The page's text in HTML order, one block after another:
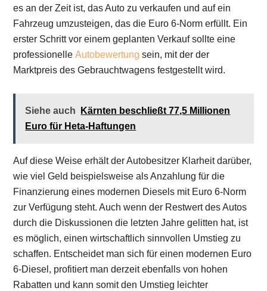
es an der Zeit ist, das Auto zu verkaufen und auf ein
Fahrzeug umzusteigen, das die Euro 6-Norm erfüllt. Ein
erster Schritt vor einem geplanten Verkauf sollte eine
professionelleAutobewertung sein, mit der der
Marktpreis des Gebrauchtwagens festgestellt wird.
Siehe auch
Kärnten beschließt 77,5 Millionen
Euro für Heta-Haftungen
Auf diese Weise erhält der Autobesitzer Klarheit darüber,
wie viel Geld beispielsweise als Anzahlung für die
Finanzierung eines modernen Diesels mit Euro 6-Norm
zur Verfügung steht. Auch wenn der Restwert des Autos
durch die Diskussionen die letzten Jahre gelitten hat, ist
es möglich, einen wirtschaftlich sinnvollen Umstieg zu
schaffen. Entscheidet man sich für einen modernen Euro
6-Diesel, profitiert man derzeit ebenfalls von hohen
Rabatten und kann somit den Umstieg leichter